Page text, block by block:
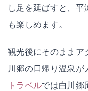
し足を延ばすと、
も楽しめます。
観光後にそのままア
川郷の日帰り温泉が
トラベルでは白川郷